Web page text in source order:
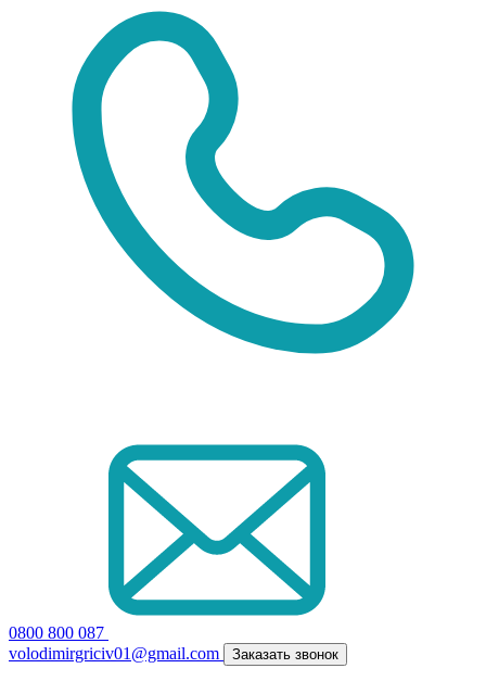
0800 800 087
volodimirgriciv01@gmail.com
Заказать звонок